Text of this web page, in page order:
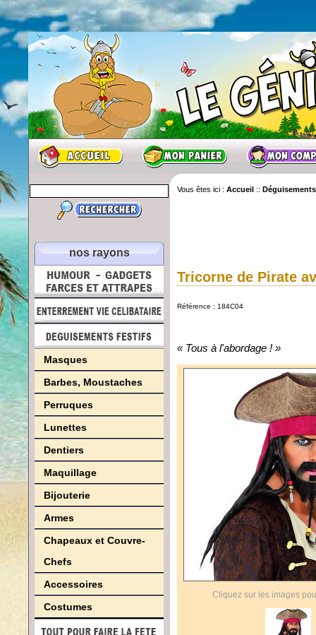
nos rayons
Masques
Barbes, Moustaches
Perruques
Lunettes
Dentiers
Maquillage
Bijouterie
Armes
Chapeaux et Couvre-
Chefs
Accessoires
Costumes
Vous êtes ici : Accueil :: Déguisements
Tricorne de Pirate
Référence : 184C04
« Tous à l'abordage ! »
Cliquez sur les images